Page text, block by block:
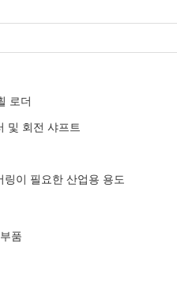
로더
및 회전 샤프트
링이 필요한 산업용 용도
품